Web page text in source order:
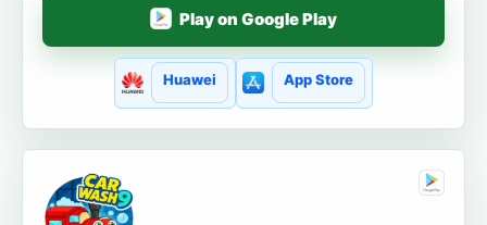
Play on Google Play
Huawei App Store